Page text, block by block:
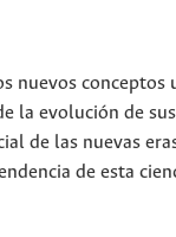
nuevos conceptos
la evolución de
de las nuevas
de esta